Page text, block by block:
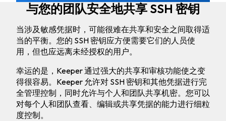
与您的团队安全地共享 SSH 密钥
当涉及敏感凭据时，可能很难在共享和安全之间取得适
当的平衡。您的 SSH 密钥应方便需要它们的人员使
用，但也应远离未经授权的用户。
幸运的是，Keeper 通过强大的共享和审核功能使之变
得很容易。Keeper 允许对 SSH 密钥和其他凭据进行完
全管理控制，同时允许与个人和团队共享机密。您可以
对每个人和团队查看、编辑或共享凭据的能力进行细粒
度控制。